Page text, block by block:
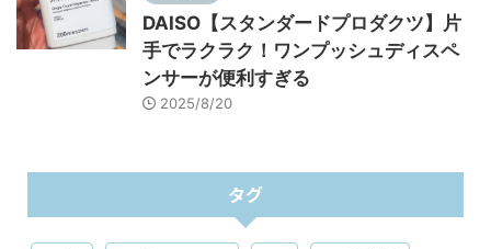
DAISO【スタンダードプロダクツ】片
手でラクラク！ワンプッシュディスペ
ンサーが便利すぎる
2025/8/20
タグ